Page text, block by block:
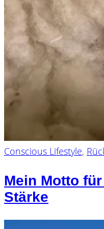
Conscious Lifestyle,
Mein Motto
Stärke